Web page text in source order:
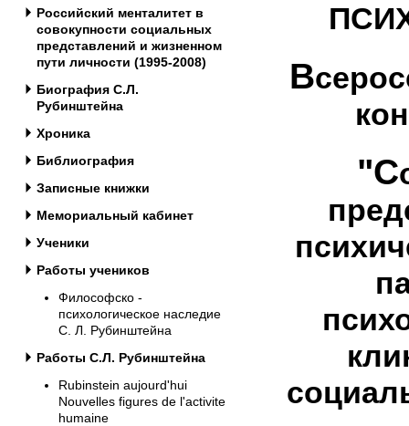
Российский менталитет в
совокупности социальных
представлений и жизненном
пути личности (1995-2008)
Биография С.Л.
Рубинштейна
Хроника
Библиография
Записные книжки
Мемориальный кабинет
Ученики
Работы учеников
Философско -
психологическое наследие
С. Л. Рубинштейна
Работы С.Л. Рубинштейна
Rubinstein aujourd'hui
Nouvelles figures de l'activite
humaine
В
"С